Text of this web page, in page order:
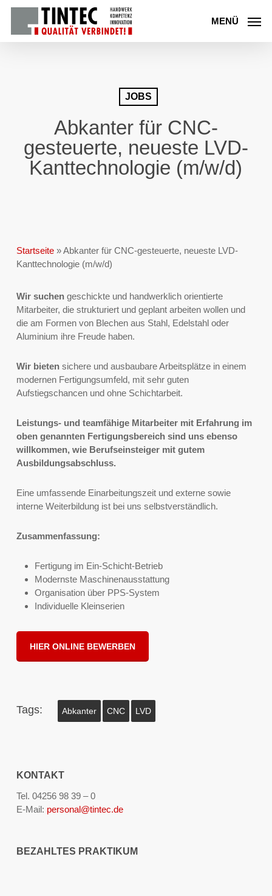
Skip
main
MENÜ
JOBS
Abkanter für CNC-
gesteuerte, neueste LVD-
Kanttechnologie (m/w/d)
Startseite»Abkanter für CNC-gesteuerte, neueste LVD-
Kanttechnologie (m/w/d)
Wir suchengeschickte und handwerklich orientierte
Mitarbeiter, die strukturiert und geplant arbeiten wollen und
die am Formen von Blechen aus Stahl, Edelstahl oder
Aluminium ihre Freude haben.
Wir bietensichere und ausbaubare Arbeitsplätze in einem
modernen Fertigungsumfeld, mit sehr guten
Aufstiegschancen und ohne Schichtarbeit.
Leistungs- und teamfähige Mitarbeiter mit Erfahrung im
oben genannten Fertigungsbereich sind uns ebenso
willkommen, wie Berufseinsteiger mit gutem
Ausbildungsabschluss.
Eine umfassende Einarbeitungszeit und externe sowie
interne Weiterbildung ist bei uns selbstverständlich.
Zusammenfassung:
Fertigung im Ein-Schicht-Betrieb
Modernste Maschinenausstattung
Organisation über PPS-System
Individuelle Kleinserien
HIER ONLINE BEWERBEN
Tags: Abkanter CNC LVD
KONTAKT
Tel. 04256 98 39 – 0
E-Mail: personal@tintec.de
BEZAHLTES PRAKTIKUM